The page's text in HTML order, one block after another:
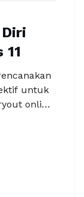
11
untuk
online